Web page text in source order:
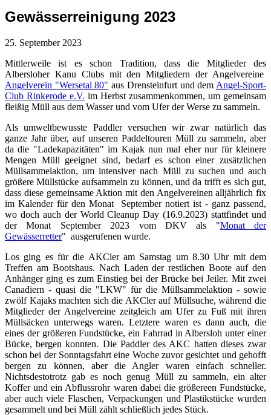
Gewässerreinigung 2023
25. September 2023
Mittlerweile ist es schon Tradition, dass die Mitglieder des
Albersloher Kanu Clubs mit den Mitgliedern der Angelvereine
Angelverein "Wersetal 80" aus Drensteinfurt und dem Angel-Sport-
Club Rinkerode e.V. im Herbst zusammenkommen, um gemeinsam
fleißig Müll aus dem Wasser und vom Ufer der Werse zu sammeln.
Als umweltbewusste Paddler versuchen wir zwar natürlich das
ganze Jahr über, auf unseren Paddeltouren Müll zu sammeln, aber
da die "Ladekapazitäten" im Kajak nun mal eher nur für kleinere
Mengen Müll geeignet sind, bedarf es schon einer zusätzlichen
Müllsammelaktion, um intensiver nach Müll zu suchen und auch
größere Müllstücke aufsammeln zu können, und da trifft es sich gut,
dass diese gemeinsame Aktion mit den Angelvereinen alljährlich fix
im Kalender für den Monat September notiert ist - ganz passend,
wo doch auch der World Cleanup Day (16.9.2023) stattfindet und
der Monat September 2023 vom DKV als "Monat der
Gewässerretter" ausgerufenen wurde.
Los ging es für die AKCler am Samstag um 8.30 Uhr mit dem
Treffen am Bootshaus. Nach Laden der restlichen Boote auf den
Anhänger ging es zum Einstieg bei der Brücke bei Jeiler. Mit zwei
Canadiern - quasi die "LKW" für die Müllsammelaktion - sowie
zwölf Kajaks machten sich die AKCler auf Müllsuche, während die
Mitglieder der Angelvereine zeitgleich am Ufer zu Fuß mit ihren
Müllsäcken unterwegs waren. Letztere waren es dann auch, die
eines der größeren Fundstücke, ein Fahrrad in Albersloh unter einer
Bücke, bergen konnten. Die Paddler des AKC hatten dieses zwar
schon bei der Sonntagsfahrt eine Woche zuvor gesichtet und gehofft
bergen zu können, aber die Angler waren einfach schneller.
Nichtsdestotrotz gab es noch genug Müll zu sammeln, ein alter
Koffer und ein Abflussrohr waren dabei die größereen Fundstücke,
aber auch viele Flaschen, Verpackungen und Plastikstücke wurden
gesammelt und bei Müll zählt schließlich jedes Stück.